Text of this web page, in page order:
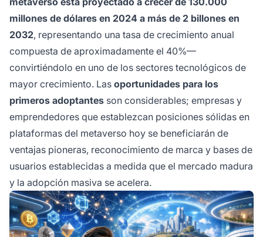
millones de dólares en 2024 a más de 2 billones en
2032, representando una tasa de crecimiento anual
compuesta de aproximadamente el 40%—
convirtiéndolo en uno de los sectores tecnológicos de
mayor crecimiento. Las oportunidades para los
primeros adoptantes son considerables; empresas y
emprendedores que establezcan posiciones sólidas en
plataformas del metaverso hoy se beneficiarán de
ventajas pioneras, reconocimiento de marca y bases de
usuarios establecidas a medida que el mercado madura
y la adopción masiva se acelera.